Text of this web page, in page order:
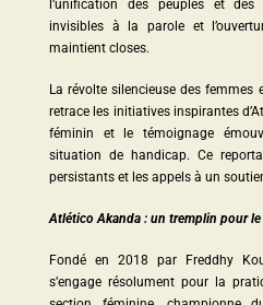
l’unification des peuples et
invisibles à la parole et
maintient closes.
La révolte silencieuse des femmes
retrace les initiatives inspirantes
féminin et le témoignage
situation de handicap. Ce
persistants et les appels à un
Atlético Akanda : un tremplin pour
Fondé en 2018 par Freddhy
s’engage résolument pour la